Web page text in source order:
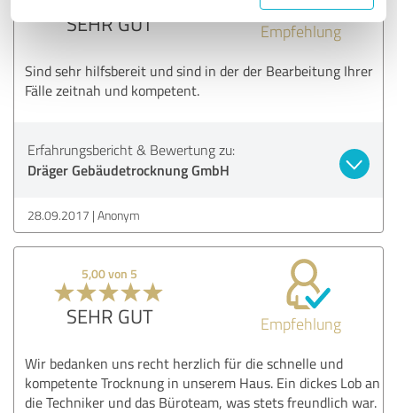
SEHR GUT Empfehlung
Sind sehr hilfsbereit und sind in der der Bearbeitung Ihrer
Fälle zeitnah und kompetent.
Erfahrungsbericht & Bewertung zu:
Dräger Gebäudetrocknung GmbH
28.09.2017 Anonym
5,00 von 5
SEHR GUT Empfehlung
Wir bedanken uns recht herzlich für die schnelle und
kompetente Trocknung in unserem Haus. Ein dickes Lob an
die Techniker und das Büroteam, was stets freundlich war.